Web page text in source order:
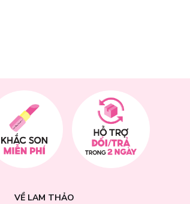
VỀ LAM THẢO